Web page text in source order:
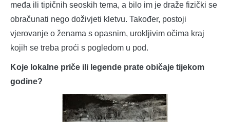
međa ili tipičnih seoskih tema, a bilo im je draže fizički se
obračunati nego doživjeti kletvu. Također, postoji
vjerovanje o ženama s opasnim, urokljivim očima kraj
kojih se treba proći s pogledom u pod.
Koje lokalne priče ili legende prate običaje tijekom
godine?